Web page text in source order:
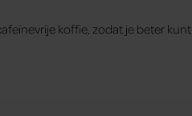
koffie, zodat je beter kunt